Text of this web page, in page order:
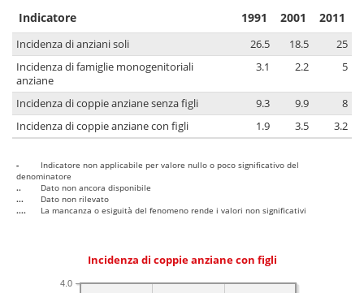
Indicatore 1991 2001 2011
Incidenza di anziani soli 26.5 18.5
25
Incidenza di famiglie monogenitoriali
anziane
3.1 2.2 5
Incidenza di coppie anziane senza figli 9.3 9.9
8
Incidenza di coppie anziane con figli
1.9 3.5 3.2
-
Indicatore non applicabile per valore nullo o poco significativo del
denominatore
..
Dato non ancora disponibile
...
Dato non rilevato
....
La mancanza o esiguità del fenomeno rende i valori non significativi
Incidenza di coppie anziane con figli
4.0